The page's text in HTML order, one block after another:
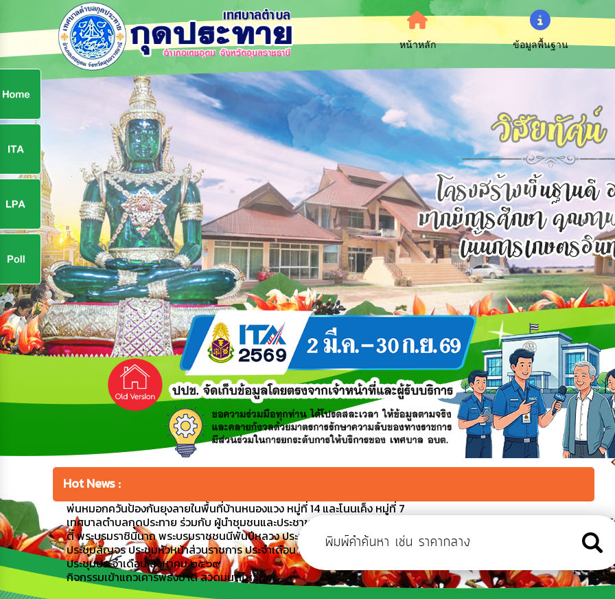
หน้าหลัก ข้อมูลพื้นฐาน
Hot News :
พ่นหมอกควันป้องกันยุงลายในพื้นที่บ้านหนองแวง หมู่ที่ 14 และโนนเค็ง หมู่ที่ 7
เทศบาลตำบลกุดประทาย ร่วมกับ ผู้นำชุมชนและประชาชนเตรียมสถานที่จัดงานโครงการเฉลิมพระเกียรติสมเด็จพระนางเจ้าสิ
ติ์ พระบรมราชินีนาถ พระบรมราชชนนีพันปีหลวง ประจำปี ๒๕๖๙
ประชุมสัญจร ประชุมหัวหน้าส่วนราชการ ประจำเดือน สิงหาคม ๒๕๖๙
ประชุมประจำเดือน สิงหาคม ๒๕๖๙
กิจกรรมเข้าแถวเคารพธงชาติ สวดมนต์ไหว้พระ